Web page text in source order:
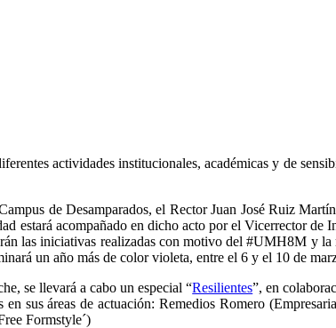
actividades institucionales, académicas y de
de Desamparados, el Rector Juan José Ruiz
estará acompañado en dicho acto por el Vicerrector de
las iniciativas realizadas con motivo del #UMH8M y la
un año más de color violeta, entre el 6 y el 10 de
se llevará a cabo un especial “Resilientes”, en
sus áreas de actuación: Remedios Romero
Formstyle´)